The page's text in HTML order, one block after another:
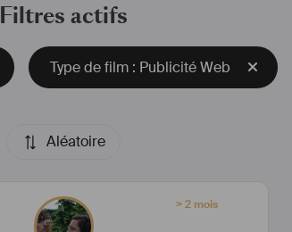
Filtres actifs
Type de film : Publicité Web
Aléatoire
> 2 mois